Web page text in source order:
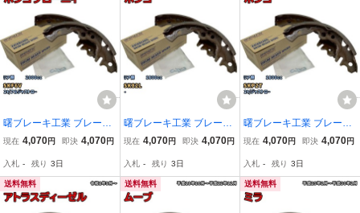
曙ブレーキ工業 ブレーキ
シュー リア側 マツダ ボ
H SKF6V 平成16年3月～
現在 4,070円 即決 4,070円
入札 - 残り 3日
曙ブレーキ工業 ブレーキ
シュー リア側 マツダ ボ
成16年3月～平成22年8月
現在 4,070円 即決 4,070円
入札 - 残り 3日
曙ブレーキ工業 ブレーキ
シュー リア側 マツダ ボ
成22年9月～平成28年2月
現在 4,070円 即決 4,070円
入札 - 残り 3日
送料無料 送料無料 送料無料